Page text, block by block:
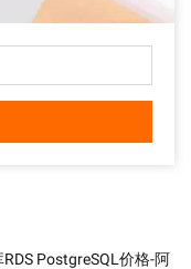
PostgreSQL价格-阿